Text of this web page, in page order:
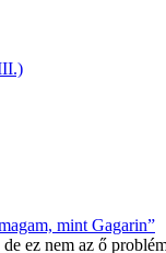
mint Gagarin”
ez nem az ő